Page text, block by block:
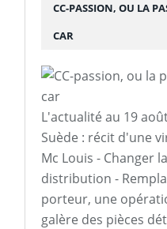
CC-PASSION, OU LA
CAR
L'actualité au 19
Suède : récit d'une
Mc Louis - Changer
distribution -
porteur, une
galère des pièces